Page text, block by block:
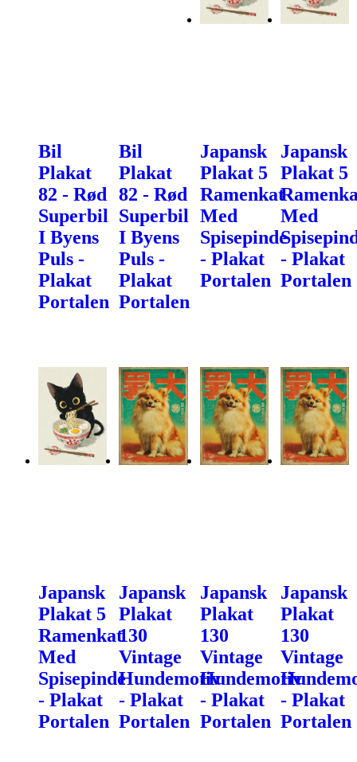
Bil
Plakat
82 - Rød
Superbil
I Byens
Puls -
Plakat
Portalen
Bil
Plakat
82 - Rød
Superbil
I Byens
Puls -
Plakat
Portalen
Japansk
Plakat 5
Ramenkat
Med
Spisepinde
- Plakat
Portalen
Japansk
Plakat 5
Med
- Plakat
Portalen
Japansk
Plakat 5
Ramenkat
Med
Spisepinde
- Plakat
Portalen
Japansk
Plakat
130
Vintage
Hundemotiv
- Plakat
Portalen
Japansk
Plakat
130
Vintage
Hundemotiv
- Plakat
Portalen
Japansk
Plakat
130
Vintage
- Plakat
Portalen